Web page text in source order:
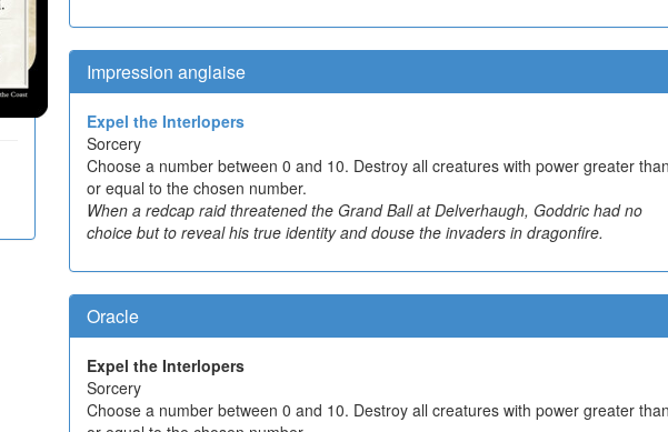
Impression anglaise
Expel the Interlopers
Sorcery
Choose a number between 0 and 10. Destroy all creatures with power greater than
or equal to the chosen number.
When a redcap raid threatened the Grand Ball at Delverhaugh, Goddric had no
choice but to reveal his true identity and douse the invaders in dragonfire.
Oracle
Expel the Interlopers
Sorcery
Choose a number between 0 and 10. Destroy all creatures with power greater than